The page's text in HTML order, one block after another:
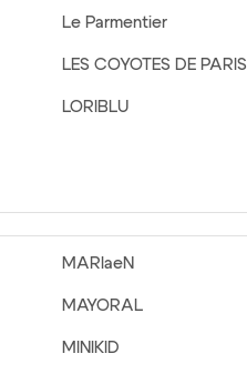
Le Parmentier
LES COYOTES DE PARIS
LORIBLU
MARIaeN
MAYORAL
MINIKID